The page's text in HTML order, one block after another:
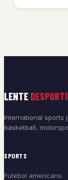
LENTE
International sports
basketball,
SPORTS
Futebol americano